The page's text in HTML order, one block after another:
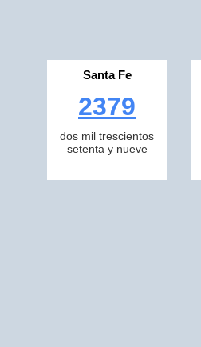
Santa Fe
2379
dos mil trescientos
setenta y nueve